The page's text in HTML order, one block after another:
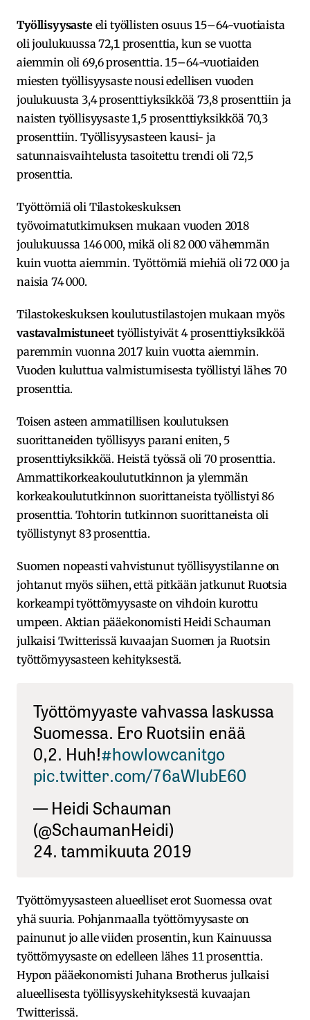
Työllisyysasteeli työllisten osuus 15–64-vuotiaista
oli joulukuussa 72,1 prosenttia, kun se vuotta
aiemmin oli 69,6 prosenttia. 15–64-vuotiaiden
miesten työllisyysaste nousi edellisen vuoden
joulukuusta 3,4 prosenttiyksikköä 73,8 prosenttiin ja
naisten työllisyysaste 1,5 prosenttiyksikköä 70,3
prosenttiin. Työllisyysasteen kausi- ja
satunnaisvaihtelusta tasoitettu trendi oli 72,5
prosenttia.
Työttömiä oli Tilastokeskuksen
työvoimatutkimuksen mukaan vuoden 2018
joulukuussa 146 000, mikä oli 82 000 vähemmän
kuin vuotta aiemmin. Työttömiä miehiä oli 72 000 ja
naisia 74 000.
Tilastokeskuksen koulutustilastojen mukaan myös
vastavalmistuneet työllistyivät 4 prosenttiyksikköä
paremmin vuonna 2017 kuin vuotta aiemmin.
Vuoden kuluttua valmistumisesta työllistyi lähes 70
prosenttia.
Toisen asteen ammatillisen koulutuksen
suorittaneiden työllisyys parani eniten, 5
prosenttiyksikköä. Heistä työssä oli 70 prosenttia.
Ammattikorkeakoulututkinnon ja ylemmän
korkeakoulututkinnon suorittaneista työllistyi 86
prosenttia. Tohtorin tutkinnon suorittaneista oli
työllistynyt 83 prosenttia.
Suomen nopeasti vahvistunut työllisyystilanne on
johtanut myös siihen, että pitkään jatkunut Ruotsia
korkeampi työttömyysaste on vihdoin kurottu
umpeen. Aktian pääekonomisti Heidi Schauman
julkaisi Twitterissä kuvaajan Suomen ja Ruotsin
työttömyysasteen kehityksestä.
Työttömyyaste vahvassa laskussa
Suomessa. Ero Ruotsiin enää
0,2. Huh!#howlowcanitgo
pic.twitter.com/76aWlubE60
— Heidi Schauman
(@SchaumanHeidi)
24. tammikuuta 2019
Työttömyysasteen alueelliset erot Suomessa ovat
yhä suuria. Pohjanmaalla työttömyysaste on
painunut jo alle viiden prosentin, kun Kainuussa
työttömyysaste on edelleen lähes 11 prosenttia.
Hypon pääekonomisti Juhana Brotherus julkaisi
alueellisesta työllisyyskehityksestä kuvaajan
Twitterissä.